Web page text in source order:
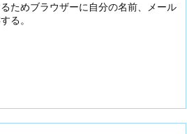
ためブラウザーに自分の名前、メール
る。